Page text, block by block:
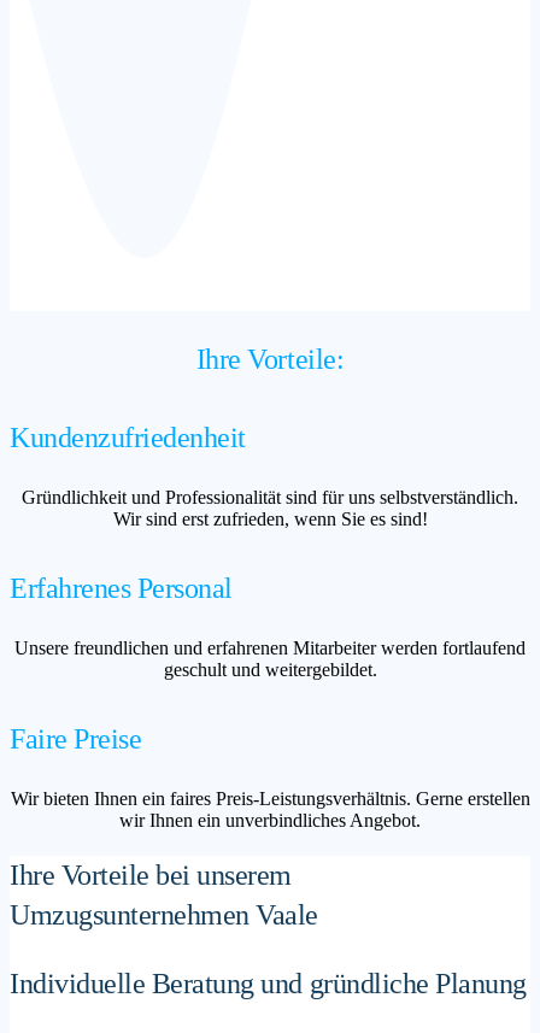
Ihre Vorteile:
Kundenzufriedenheit
Gründlichkeit und Professionalität sind für uns selbstverständlich.
Wir sind erst zufrieden, wenn Sie es sind!
Erfahrenes Personal
Unsere freundlichen und erfahrenen Mitarbeiter werden fortlaufend
geschult und weitergebildet.
Faire Preise
Wir bieten Ihnen ein faires Preis-Leistungsverhältnis. Gerne erstellen
wir Ihnen ein unverbindliches Angebot.
Ihre Vorteile bei unserem
Umzugsunternehmen Vaale
Individuelle Beratung und gründliche Planung